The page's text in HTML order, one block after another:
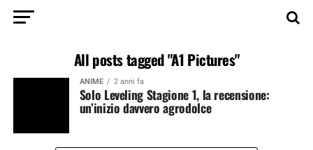
All posts tagged "A1 Pictures"
ANIME 2 anni fa
Solo Leveling Stagione 1, la recensione:
un’inizio davvero agrodolce